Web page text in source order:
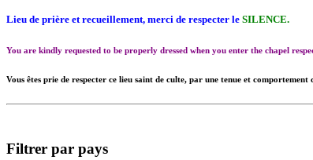
Lieu de prière et recueillement, merci de respecter le SILENCE.
You are kindly requested to be properly dressed when you enter the chapel
Vous êtes prie de respecter ce lieu saint de culte, par une tenue et
Filtrer par pays